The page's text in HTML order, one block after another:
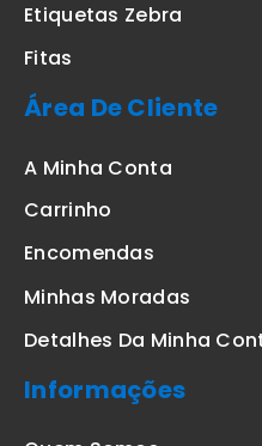
Etiquetas Zebra
Fitas
Área De Cliente
A Minha Conta
Carrinho
Encomendas
Minhas Moradas
Detalhes Da Minha
Informações